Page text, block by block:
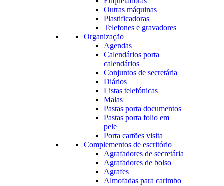
Outras máquinas
Plastificadoras
Telefones e gravadores
Organização
Agendas
Calendários porta
calendários
Conjuntos de secretária
Diários
Listas telefónicas
Malas
Pastas porta documentos
Pastas porta folio em
pele
Porta cartões visita
Complementos de escritório
Agrafadores de secretária
Agrafadores de bolso
Agrafes
Almofadas para carimbo